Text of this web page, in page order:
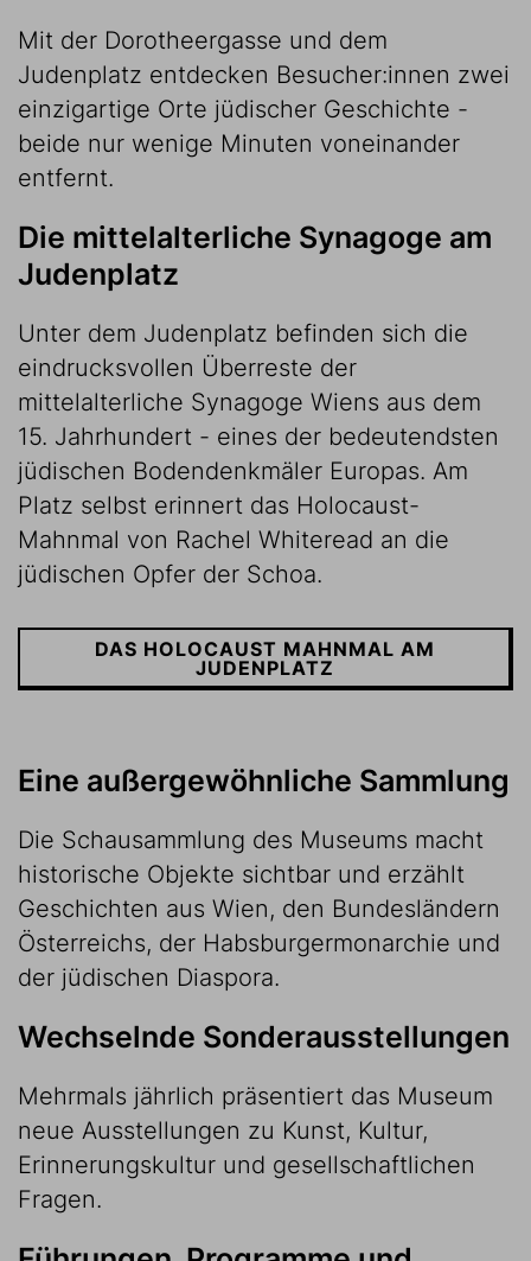
Mit der Dorotheergasse und dem
Judenplatz entdecken Besucher:innen zwei
einzigartige Orte jüdischer Geschichte -
beide nur wenige Minuten voneinander
entfernt.
Die mittelalterliche Synagoge am
Judenplatz
Unter dem Judenplatz befinden sich die
eindrucksvollen Überreste der
mittelalterliche Synagoge Wiens aus dem
15. Jahrhundert - eines der bedeutendsten
jüdischen Bodendenkmäler Europas. Am
Platz selbst erinnert das Holocaust-
Mahnmal von Rachel Whiteread an die
jüdischen Opfer der Schoa.
DAS HOLOCAUST MAHNMAL AM
JUDENPLATZ
Eine außergewöhnliche Sammlung
Die Schausammlung des Museums macht
historische Objekte sichtbar und erzählt
Geschichten aus Wien, den Bundesländern
Österreichs, der Habsburgermonarchie und
der jüdischen Diaspora.
Wechselnde Sonderausstellungen
Mehrmals jährlich präsentiert das Museum
neue Ausstellungen zu Kunst, Kultur,
Erinnerungskultur und gesellschaftlichen
Fragen.